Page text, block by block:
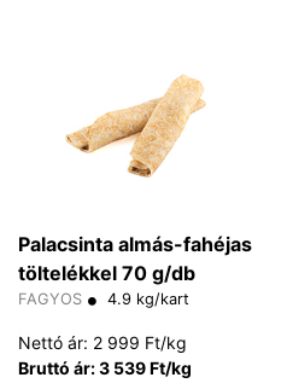
Palacsinta almás-fahéjas
töltelékkel 70 g/db
FAGYOS 4.9 kg/kart
Nettó ár: 2 999 Ft/kg
Bruttó ár: 3 539 Ft/kg